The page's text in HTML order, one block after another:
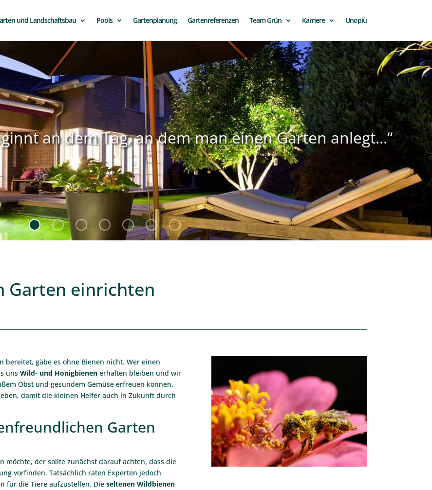
und Landschaftsbau Pools Gartenplanung Gartenreferenzen Team Grün Karriere Unopiù
an dem Tag, an dem man einen Garten anlegt...“
Garten einrichten
bereitet, gäbe es ohne Bienen nicht. Wer einen
unsWild- und Honigbienen erhalten bleiben und wir
Obst und gesundem Gemüse erfreuen können.
damit die kleinen Helfer auch in Zukunft durch
Garten
möchte, der sollte zunächst darauf achten, dass die
vorfinden. Tatsächlich raten Experten jedoch
für die Tiere aufzustellen. Dieseltenen Wildbienen